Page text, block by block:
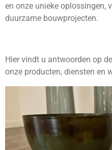
en onze unieke oplossingen,
duurzame bouwprojecten.
Hier vindt u antwoorden op
onze producten, diensten en